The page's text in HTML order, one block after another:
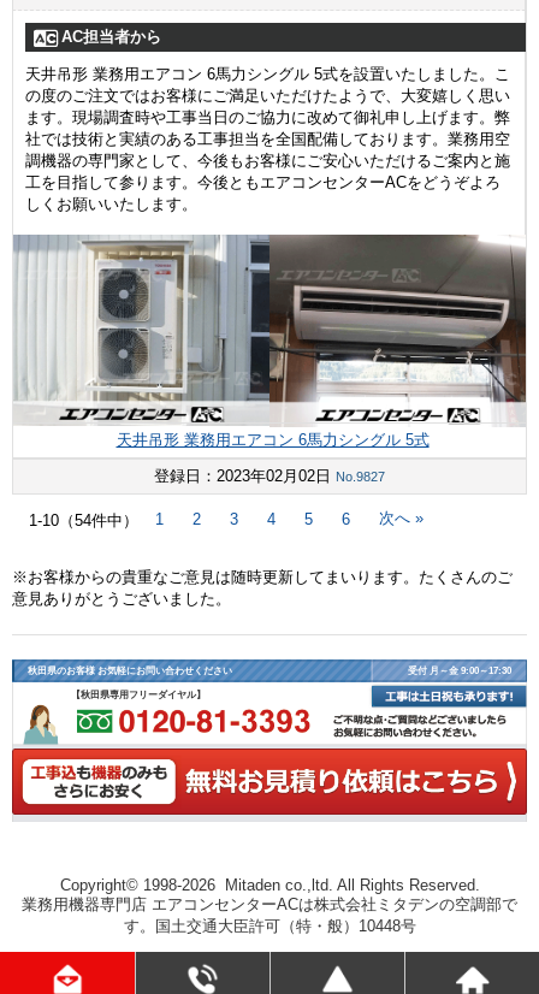
AC担当者から
天井吊形 業務用エアコン 6馬力シングル 5式を設置いたしました。こ
の度のご注文ではお客様にご満足いただけたようで、大変嬉しく思い
ます。現場調査時や工事当日のご協力に改めて御礼申し上げます。弊
社では技術と実績のある工事担当を全国配備しております。業務用空
調機器の専門家として、今後もお客様にご安心いただけるご案内と施
工を目指して参ります。今後ともエアコンセンターACをどうぞよろ
しくお願いいたします。
天井吊形 業務用エアコン 6馬力シングル 5式
登録日：2023年02月02日
No.9827
1-10（54件中） 1 2 3 4 5 6 次へ »
※お客様からの貴重なご意見は随時更新してまいります。たくさんのご
意見ありがとうございました。
秋田県のお客様 お気軽にお問い合わせください 受付 月～金 9:00～17:30
【秋田県専用フリーダイヤル】
Copyright© 1998-2026 Mitaden co.,ltd. All Rights Reserved.
業務用機器専門店 エアコンセンターACは株式会社ミタデンの空調部で
す。国土交通大臣許可（特・般）10448号